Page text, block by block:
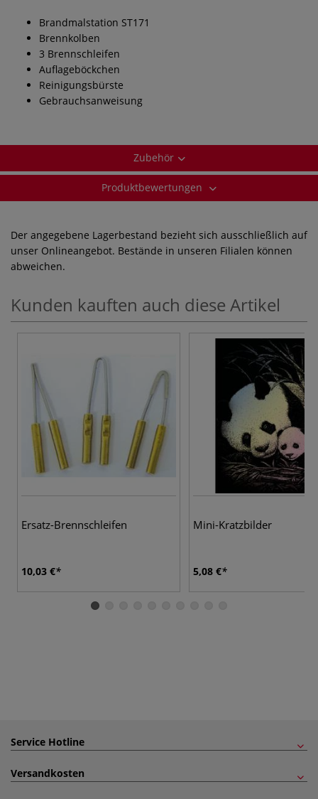
Brandmalstation ST171
Brennkolben
3 Brennschleifen
Auflageböckchen
Reinigungsbürste
Gebrauchsanweisung
Zubehör
Produktbewertungen
Der angegebene Lagerbestand bezieht sich ausschließlich auf
unser Onlineangebot. Bestände in unseren Filialen können
abweichen.
Kunden kauften auch diese Artikel
Ersatz-Brennschleifen
10,03 €
Mini-Kratzbilder
5,08 €
Service Hotline
Versandkosten